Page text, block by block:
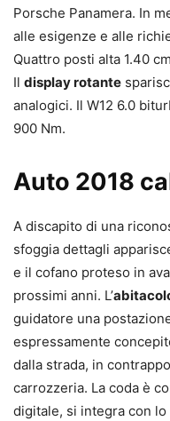
Porsche Panamera. In
alle esigenze e alle
Quattro posti alta 1.40
Il display rotante
analogici. Il W12 6.0
900 Nm.
Auto 2018
A discapito di una
sfoggia dettagli
e il cofano proteso in
prossimi anni. L’
guidatore una
espressamente
dalla strada, in
carrozzeria. La coda è
digitale, si integra con